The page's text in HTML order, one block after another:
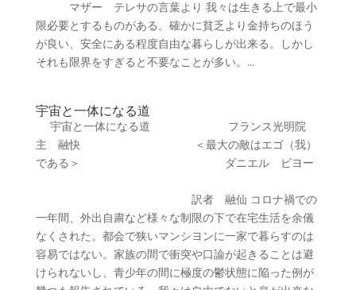
マザー テレサの言葉より 我々は生きる上で最小
限必要とするものがある。確かに貧乏より金持ちのほう
が良い、安全にある程度自由な暮らしが出来る。しかし
それも限界をすぎると不要なことが多い。...
宇宙と一体になる道
宇宙と一体になる道 フランス光明院
主 融快 ＜最大の敵はエゴ（我）
である＞ ダニエル ビヨー
訳者 融仙 コロナ禍での
一年間、外出自粛など様々な制限の下で在宅生活を余儀
なくされた。都会で狭いマンシヨンに一家で暮らすのは
容易ではない。家族の間で衝突や口論が起きることは避
けられないし、青少年の間に極度の鬱状態に陥った例が